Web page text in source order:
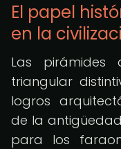
El papel
en la
Las
triangular
logros
de la
para los